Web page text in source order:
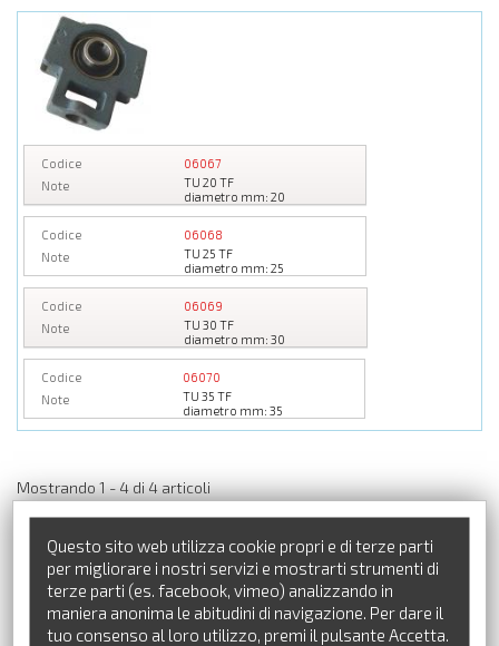
Codice
06067
Note
TU 20 TF
diametro mm: 20
Codice
06068
Note
TU 25 TF
diametro mm: 25
Codice
06069
Note
TU 30 TF
diametro mm: 30
Codice
06070
Note
TU 35 TF
diametro mm: 35
Mostrando 1 - 4 di 4 articoli
CATALOGO PRODOTTI
Questo sito web utilizza cookie propri e di terze parti
per migliorare i nostri servizi e mostrarti strumenti di
terze parti (es. facebook, vimeo) analizzando in
maniera anonima le abitudini di navigazione. Per dare il
tuo consenso al loro utilizzo, premi il pulsante Accetta.